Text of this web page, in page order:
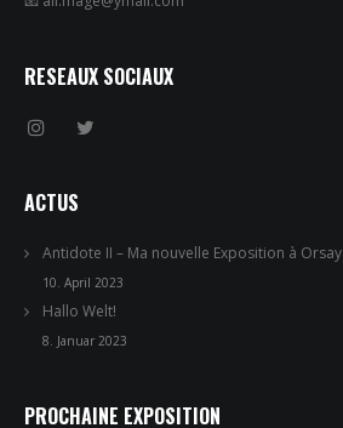
RESEAUX SOCIAUX
ACTUS
Antidote II – Ma nouvelle Exposition à Orsay
10. April 2023
Hallo Welt!
8. Januar 2023
PROCHAINE EXPOSITION